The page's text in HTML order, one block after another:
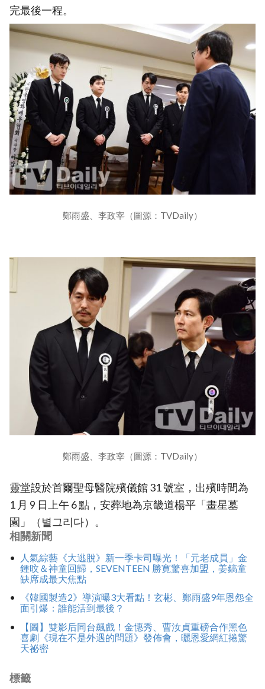
完最後一程。
鄭雨盛、李政宰（圖源：TVDaily）
鄭雨盛、李政宰（圖源：TVDaily）
靈堂設於首爾聖母醫院殯儀館 31 號室，出殯時間為
1 月 9 日上午 6 點，安葬地為京畿道楊平「畫星墓
園」（별그리다）。
相關新聞
人氣綜藝《大逃脫》新一季卡司曝光！「元老成員」金
鍾旼＆神童回歸，SEVENTEEN 勝寛驚喜加盟，姜鎬童
缺席成最大焦點
《韓國製造2》導演曝3大看點！玄彬、鄭雨盛9年恩怨全
面引爆：誰能活到最後？
【圖】雙影后同台飆戲！金憓秀、曹汝貞重磅合作黑色
喜劇《現在不是外遇的問題》發佈會，曬恩愛網紅捲驚
天祕密
標籤